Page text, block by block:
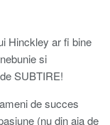
Hinckley ar fi bine
si
SUBTIRE!
de succes
(nu din aia de